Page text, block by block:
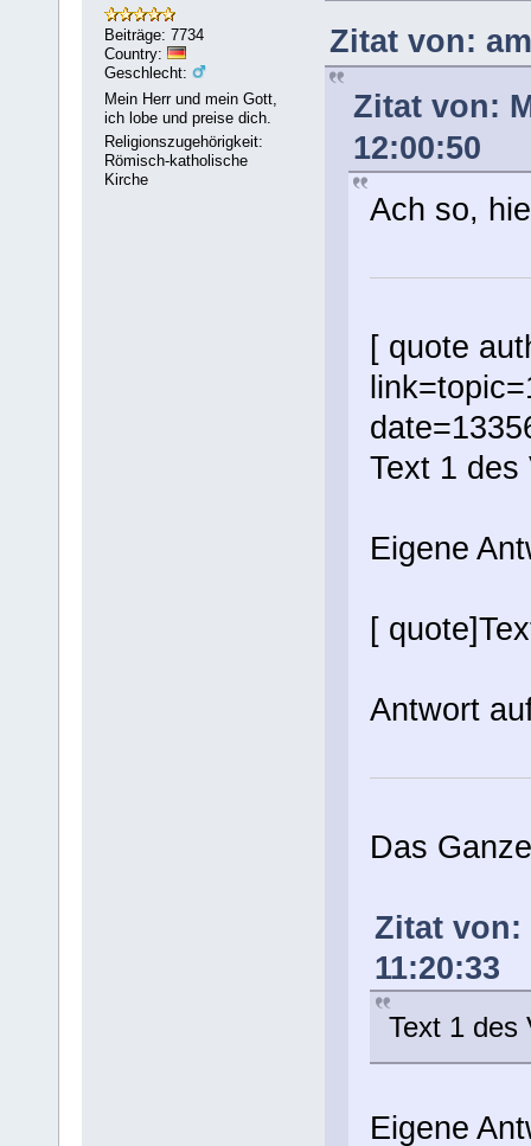
Beiträge: 7734
Country:
Geschlecht:
Mein Herr und mein Gott,
ich lobe und preise dich.
Religionszugehörigkeit:
Römisch-katholische
Kirche
Zitat von:
Zitat von:
12:00:50
Ach so,
[ quote
Text 1 des
Eigene
[
Antwort
Das
Zitat von:
11:20:33
Text 1 des
Eigene